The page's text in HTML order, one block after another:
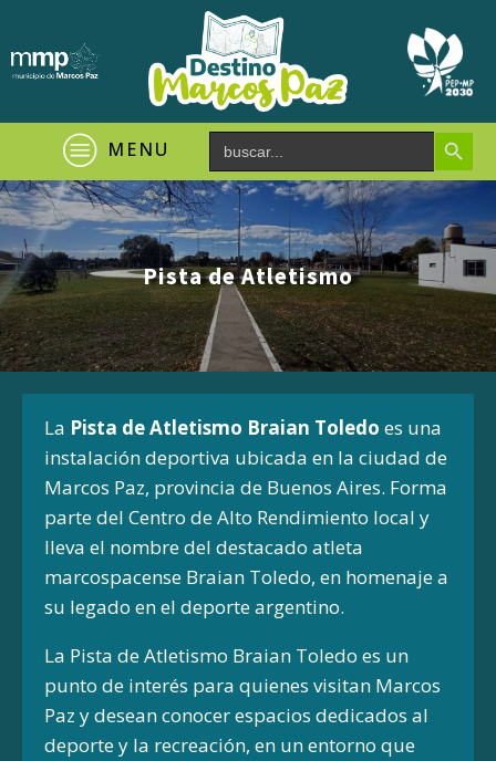
MENU Search
for:
Search Button
Pista de Atletismo
La Pista de Atletismo Braian Toledo es una
instalación deportiva ubicada en la ciudad de
Marcos Paz, provincia de Buenos Aires. Forma
parte del Centro de Alto Rendimiento local y
lleva el nombre del destacado atleta
marcospacense Braian Toledo, en homenaje a
su legado en el deporte argentino.
La Pista de Atletismo Braian Toledo es un
punto de interés para quienes visitan Marcos
Paz y desean conocer espacios dedicados al
deporte y la recreación, en un entorno que